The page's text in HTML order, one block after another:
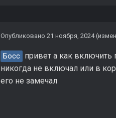
Опубликовано 21 ноября, 2024
Босс привет а как включить
никогда не включал или в
его не замечал